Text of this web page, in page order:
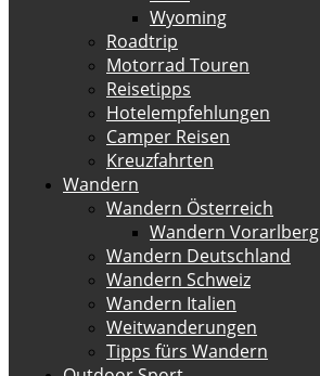
Wyoming
Roadtrip
Motorrad Touren
Reisetipps
Hotelempfehlungen
Camper Reisen
Kreuzfahrten
Wandern
Wandern Österreich
Wandern Vorarlberg
Wandern Deutschland
Wandern Schweiz
Wandern Italien
Weitwanderungen
Tipps fürs Wandern